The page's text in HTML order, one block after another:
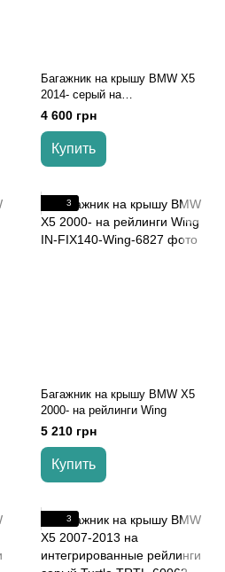
Багажник на крышу BMW X5
2014- серый на
интегрированные рейлинги
4 600 грн
Купить
3
Багажник на крышу BMW X5
2000- на рейлинги Wing
5 210 грн
Купить
3